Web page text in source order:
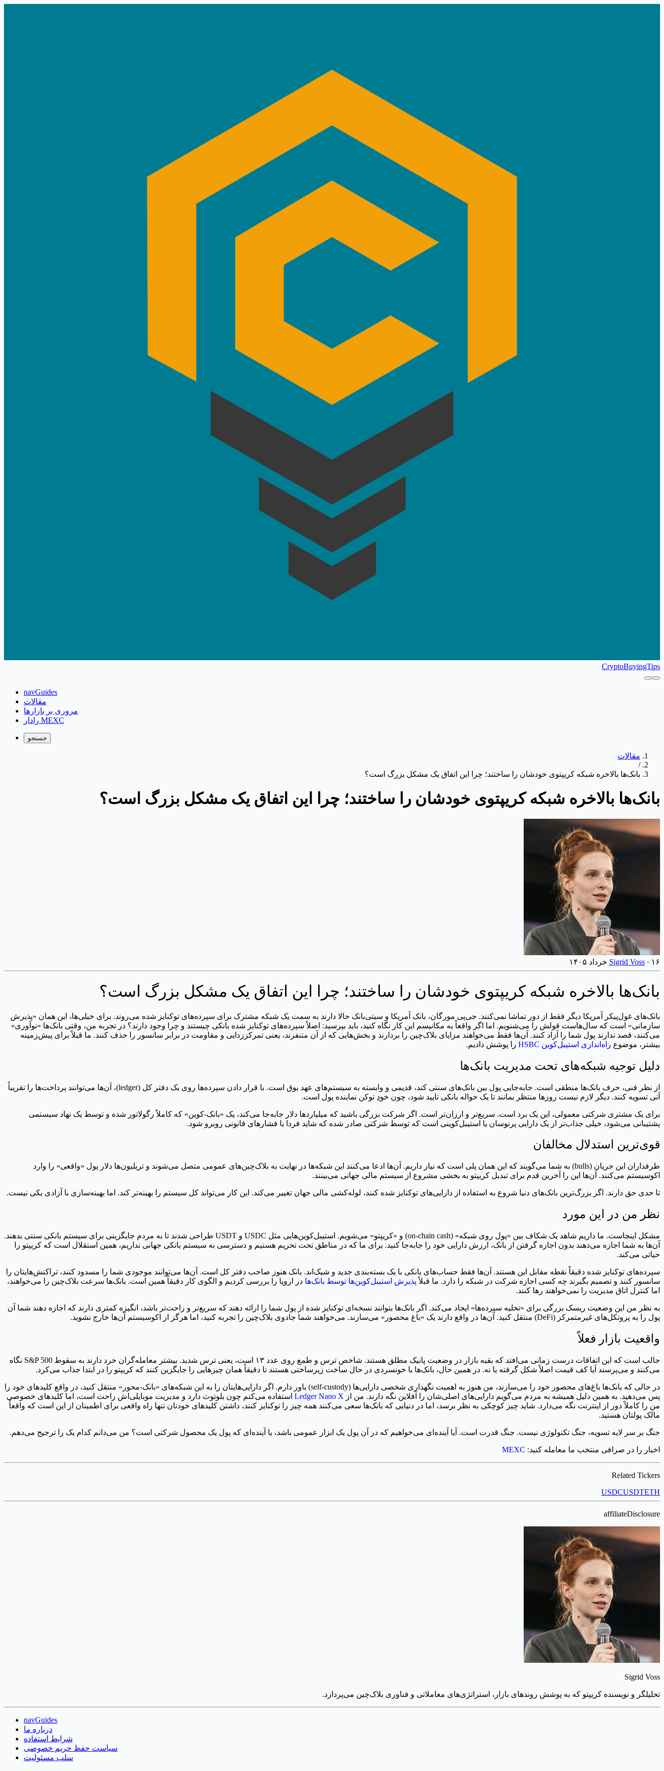
CryptoBuyingTips
navGuides
مقالات
مروری بر بازارها
رادار MEXC
جستجو
مقالات
/
بانک‌ها بالاخره شبکه کریپتوی خودشان را ساختند؛ چرا این اتفاق یک مشکل بزرگ است؟
بانک‌ها بالاخره شبکه کریپتوی خودشان را ساختند؛ چرا این اتفاق یک مشکل بزرگ است؟
Sigrid Voss · ۱۶ خرداد ۱۴۰۵
بانک‌ها بالاخره شبکه کریپتوی خودشان را ساختند؛ چرا این اتفاق یک مشکل بزرگ است؟
بانک‌های غول‌پیکر آمریکا دیگر فقط از دور تماشا نمی‌کنند. جی‌پی مورگان، بانک آمریکا و سیتی‌بانک حالا دارند به سمت یک شبکه مشترک برای سپرده‌های توکنایز شده می‌روند. برای خیلی‌ها، این همان «پذیرش
سازمانی» است که سال‌هاست قولش را می‌شنویم. اما اگر واقعاً به مکانیسم این کار نگاه کنید، باید بپرسید: اصلاً سپرده‌های توکنایز شده بانکی چیستند و چرا وجود دارند؟ در تجربه من، وقتی بانک‌ها «نوآوری»
می‌کنند، قصد ندارند پول شما را آزاد کنند. آن‌ها فقط می‌خواهند مزایای بلاک‌چین را بردارند و بخش‌هایی که از آن متنفرند، یعنی تمرکززدایی و مقاومت در برابر سانسور را حذف کنند. ما قبلاً برای پیش‌زمینه
بیشتر، موضوع راه‌اندازی استیبل‌کوین HSBC را پوشش دادیم.
دلیل توجیه شبکه‌های تحت مدیریت بانک‌ها
از نظر فنی، حرف بانک‌ها منطقی است. جابه‌جایی پول بین بانک‌های سنتی کند، قدیمی و وابسته به سیستم‌های عهد بوق است. با قرار دادن سپرده‌ها روی یک دفتر کل (ledger)، آن‌ها می‌توانند پرداخت‌ها را تقریباً
آنی تسویه کنند. دیگر لازم نیست روزها منتظر بمانند تا یک حواله بانکی تایید شود، چون خودِ توکن نماینده پول است.
برای یک مشتری شرکتی معمولی، این یک برد است. سریع‌تر و ارزان‌تر است. اگر شرکت بزرگی باشید که میلیاردها دلار جابه‌جا می‌کند، یک «بانک-کوین» که کاملاً رگولاتور شده و توسط یک نهاد سیستمی
پشتیبانی می‌شود، خیلی جذاب‌تر از یک دارایی پرنوسان یا استیبل‌کوینی است که توسط شرکتی صادر شده که شاید فردا با فشار‌های قانونی روبرو شود.
قوی‌ترین استدلال مخالفان
طرفداران این جریان (bulls) به شما می‌گویند که این همان پلی است که نیاز داریم. آن‌ها ادعا می‌کنند این شبکه‌ها در نهایت به بلاک‌چین‌های عمومی متصل می‌شوند و تریلیون‌ها دلار پول «واقعی» را وارد
اکوسیستم می‌کنند. آن‌ها این را آخرین قدم برای تبدیل کریپتو به بخشی مشروع از سیستم مالی جهانی می‌بینند.
تا حدی حق دارند. اگر بزرگ‌ترین بانک‌های دنیا شروع به استفاده از دارایی‌های توکنایز شده کنند، لوله‌کشی مالی جهان تغییر می‌کند. این کار می‌تواند کل سیستم را بهینه‌تر کند. اما بهینه‌سازی با آزادی یکی نیست.
نظر من در این مورد
مشکل اینجاست. ما داریم شاهد یک شکاف بین «پول روی شبکه» (on-chain cash) و «کریپتو» می‌شویم. استیبل‌کوین‌هایی مثل USDC و USDT طراحی شدند تا به مردم جایگزینی برای سیستم بانکی سنتی بدهند.
آن‌ها به شما اجازه می‌دهند بدون اجازه گرفتن از بانک، ارزش دارایی خود را جابه‌جا کنید. برای ما که در مناطق تحت تحریم هستیم و دسترسی به سیستم بانکی جهانی نداریم، همین استقلال است که کریپتو را
حیاتی می‌کند.
سپرده‌های توکنایز شده دقیقاً نقطه مقابل این هستند. آن‌ها فقط حساب‌های بانکی با یک بسته‌بندی جدید و شیک‌اند. بانک هنوز صاحب دفتر کل است. آن‌ها می‌توانند موجودی شما را مسدود کنند، تراکنش‌هایتان را
سانسور کنند و تصمیم بگیرند چه کسی اجازه شرکت در شبکه را دارد. ما قبلاًپذیرش استیبل‌کوین‌ها توسط بانک‌ها در اروپا را بررسی کردیم و الگوی کار دقیقاً همین است. بانک‌ها سرعت بلاک‌چین را می‌خواهند،
اما کنترل اتاق مدیریت را نمی‌خواهند رها کنند.
به نظر من این وضعیت ریسک بزرگی برای «تخلیه سپرده‌ها» ایجاد می‌کند. اگر بانک‌ها بتوانند نسخه‌ای توکنایز شده از پول شما را ارائه دهند که سریع‌تر و راحت‌تر باشد، انگیزه کمتری دارند که اجازه دهند شما آن
پول را به پروتکل‌های غیرمتمرکز (DeFi) منتقل کنید. آن‌ها در واقع دارند یک «باغ محصور» می‌سازند. می‌خواهند شما جادوی بلاک‌چین را تجربه کنید، اما هرگز از اکوسیستم آن‌ها خارج نشوید.
واقعیت بازار فعلاً
جالب است که این اتفاقات درست زمانی می‌افتد که بقیه بازار در وضعیت پانیک مطلق هستند. شاخص ترس و طمع روی عدد ۱۳ است، یعنی ترس شدید. بیشتر معامله‌گران خرد دارند به سقوط S&P 500 نگاه
می‌کنند و می‌پرسند آیا کف قیمت اصلاً شکل گرفته یا نه. در همین حال، بانک‌ها با خونسردی در حال ساخت زیرساختی هستند تا دقیقاً همان چیزهایی را جایگزین کنند که کریپتو را در ابتدا جذاب می‌کرد.
در حالی که بانک‌ها باغ‌های محصور خود را می‌سازند، من هنوز به اهمیت نگهداری شخصی دارایی‌ها (self-custody) باور دارم. اگر دارایی‌هایتان را به این شبکه‌های «بانک-محور» منتقل کنید، در واقع کلیدهای خود را
پس می‌دهید. به همین دلیل همیشه به مردم می‌گویم دارایی‌های اصلی‌شان را آفلاین نگه دارند. من از Ledger Nano X استفاده می‌کنم چون بلوتوث دارد و مدیریت موبایلی‌اش راحت است، اما کلیدهای خصوصی
من را کاملاً دور از اینترنت نگه می‌دارد. شاید چیز کوچکی به نظر برسد، اما در دنیایی که بانک‌ها سعی می‌کنند همه چیز را توکنایز کنند، داشتن کلیدهای خودتان تنها راه واقعی برای اطمینان از این است که واقعاً
مالک پولتان هستید.
جنگ بر سر لایه تسویه، جنگ تکنولوژی نیست. جنگ قدرت است. آیا آینده‌ای می‌خواهیم که در آن پول یک ابزار عمومی باشد، یا آینده‌ای که پول یک محصول شرکتی است؟ من می‌دانم کدام یک را ترجیح می‌دهم.
اخبار را در صرافی منتخب ما معامله کنید: MEXC
Related Tickers
USDCUSDTETH
affiliateDisclosure
Sigrid Voss
تحلیلگر و نویسنده کریپتو که به پوشش روندهای بازار، استراتژی‌های معاملاتی و فناوری بلاک‌چین می‌پردازد.
navGuides
درباره ما
شرایط استفاده
سیاست حفظ حریم خصوصی
سلب مسئولیت